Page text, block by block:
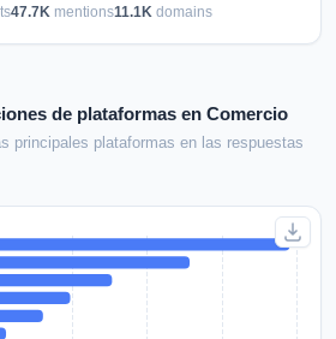
47.7Kmentions11.1Kdomains
de plataformas en Comercio
principales plataformas en las respuestas